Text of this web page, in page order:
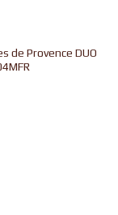
de Provence DUO